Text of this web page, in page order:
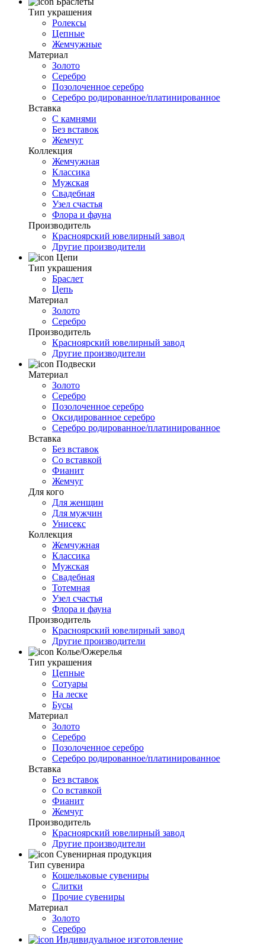
Тип украшения
Ролексы
Цепные
Жемчужные
Материал
Золото
Серебро
Позолоченное серебро
Серебро родированное/платинированное
Вставка
С камнями
Без вставок
Жемчуг
Коллекция
Жемчужная
Классика
Мужская
Свадебная
Узел счастья
Флора и фауна
Производитель
Красноярский ювелирный завод
Другие производители
Цепи
Тип украшения
Браслет
Цепь
Материал
Золото
Серебро
Производитель
Красноярский ювелирный завод
Другие производители
Подвески
Материал
Золото
Серебро
Позолоченное серебро
Оксидированное серебро
Серебро родированное/платинированное
Вставка
Без вставок
Со вставкой
Фианит
Жемчуг
Для кого
Для женщин
Для мужчин
Унисекс
Коллекция
Жемчужная
Классика
Мужская
Свадебная
Тотемная
Узел счастья
Флора и фауна
Производитель
Красноярский ювелирный завод
Другие производители
Колье/Ожерелья
Тип украшения
Цепные
Сотуары
На леске
Бусы
Материал
Золото
Серебро
Позолоченное серебро
Серебро родированное/платинированное
Вставка
Без вставок
Со вставкой
Фианит
Жемчуг
Производитель
Красноярский ювелирный завод
Другие производители
Сувенирная продукция
Тип сувенира
Кошельковые сувениры
Слитки
Прочие сувениры
Материал
Золото
Серебро
Индивидуальное изготовление